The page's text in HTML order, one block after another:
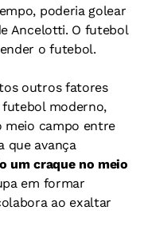
poderia golear
Ancelotti. O futebol
o futebol.
outros fatores
futebol moderno,
meio campo entre
que avança
um craque no meio
em formar
ao exaltar